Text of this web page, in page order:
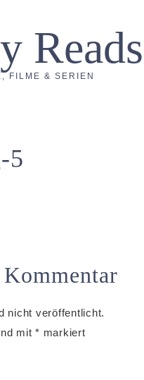
Reads
FILME & SERIEN
5
nicht veröffentlicht.
mit * markiert